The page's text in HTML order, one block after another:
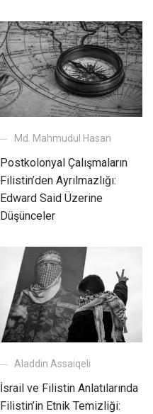
Md. Mahmudul Hasan
Postkolonyal Çalışmaların
Filistin’den Ayrılmazlığı:
Edward Said Üzerine
Düşünceler
Aladdin Assaiqeli
İsrail ve Filistin Anlatılarında
Filistin’in Etnik Temizliği: